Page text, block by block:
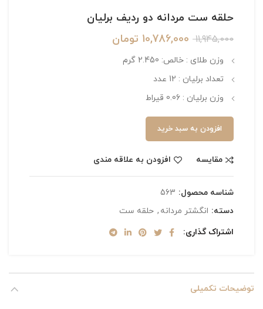
حلقه ست مردانه دو ردیف برلیان
11,945,000
10,786,000 تومان
وزن طلای : خالص: 2.450 گرم
تعداد برلیان : 12 عدد
وزن برلیان : 0.06 قیراط
افزودن به سبد خرید
مقایسه افزودن به علاقه مندی
شناسه محصول: 563
دسته: انگشتر مردانه , حلقه ست
اشتراک گذاری
توضیحات تکمیلی